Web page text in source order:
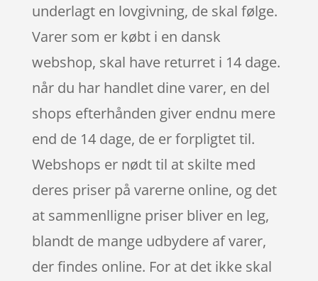
underlagt en lovgivning, de skal følge.
Varer som er købt i en dansk
webshop, skal have returret i 14 dage.
når du har handlet dine varer, en del
shops efterhånden giver endnu mere
end de 14 dage, de er forpligtet til.
Webshops er nødt til at skilte med
deres priser på varerne online, og det
at sammenlligne priser bliver en leg,
blandt de mange udbydere af varer,
der findes online. For at det ikke skal